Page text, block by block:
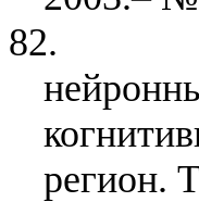
82.
регион.